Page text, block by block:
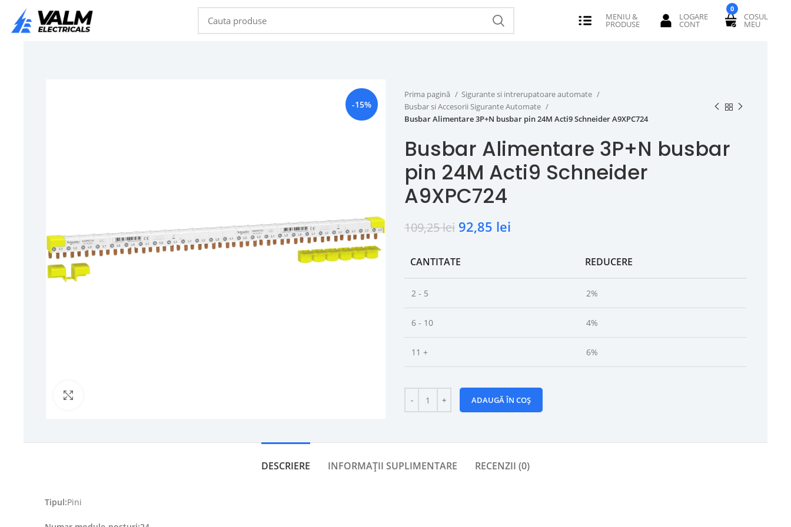
0
-15%
Prima pagină
Sigurante si intrerupatoare automate
Busbar si Accesorii Sigurante Automate
Busbar Alimentare 3P+N busbar pin 24M Acti9 Schneider A9XPC724
Busbar Alimentare 3P+N busbar
pin 24M Acti9 Schneider
A9XPC724
109,25lei 92,85 lei
CANTITATE REDUCERE
2 - 5 2%
6 - 10 4%
11 + 6%
ADAUGĂ ÎN COȘ
DESCRIERE INFORMAȚII SUPLIMENTARE RECENZII (0)
Tipul:Pini